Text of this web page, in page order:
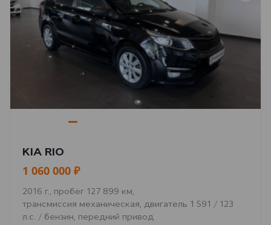
KIA RIO
1 060 000 ₽
2016 г., пробег 127 899 км,
трансмиссия механическая, двигатель 1 591 / 123
л.с. / бензин, передний привод